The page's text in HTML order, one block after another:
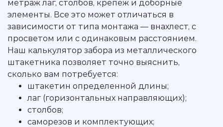
метраж лаг, столбов, крепеж и доборные
элементы. Все это может отличаться в
зависимости от типа монтажа — внахлест, с
просветом или с одинаковым расстоянием.
Наш калькулятор забора из металлического
штакетника позволяет точно выяснить,
сколько вам потребуется:
штакетин определенной длины;
лаг (горизонтальных направляющих);
столбов;
саморезов и комплектующих;